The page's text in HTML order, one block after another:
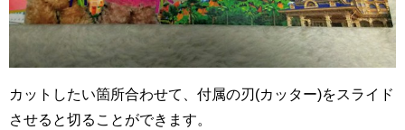
カットしたい箇所合わせて、付属の刃(カッター)をスライド
させると切ることができます。